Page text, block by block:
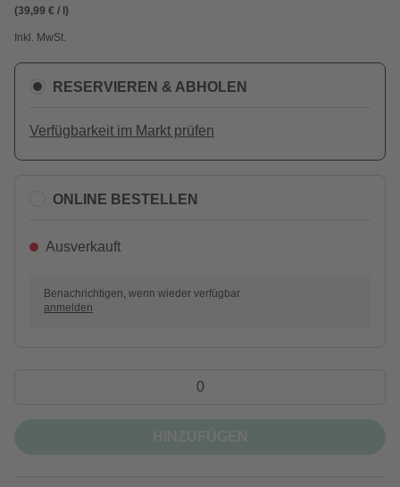
(39,99 € / l)
Inkl. MwSt.
RESERVIEREN & ABHOLEN
Verfügbarkeit im Markt prüfen
ONLINE BESTELLEN
Ausverkauft
Benachrichtigen, wenn wieder verfügbar
anmelden